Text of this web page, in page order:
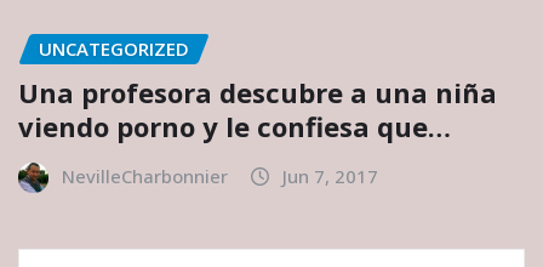
UNCATEGORIZED
Una profesora descubre a una niña
viendo porno y le confiesa que…
NevilleCharbonnier Jun 7, 2017